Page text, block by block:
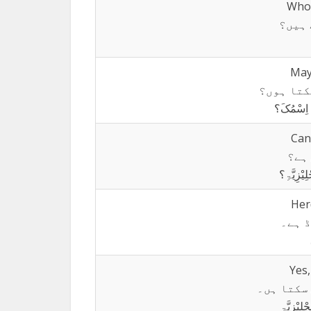
ہیں؟
ہوں؟
اِسْمُکَ؟
ہے۔
ہں۔